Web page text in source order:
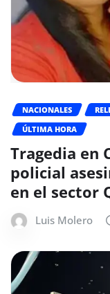
NACIONALES
ÚLTIMA HORA
Tragedia en
policial
en el sector
Luis Molero